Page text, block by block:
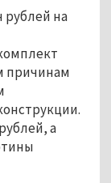
рублей на
причинам
а